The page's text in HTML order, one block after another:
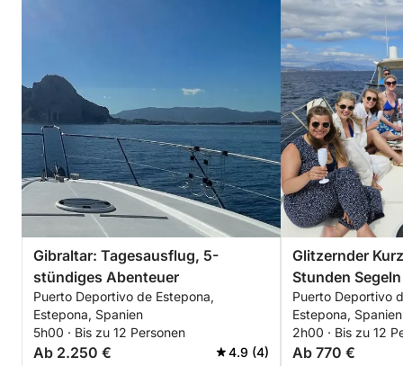
Gibraltar: Tagesausflug, 5-
stündiges Abenteuer
Puerto Deportivo de Estepona,
Estepona, Spanien
5h00 · Bis zu 12 Personen
Ab 2.250 € 4.9 (4)
Glitzernder
Stunden
Bay
Puerto Deportivo
Estepona, Spanien
2h00 · Bis zu 12
Ab 770 €